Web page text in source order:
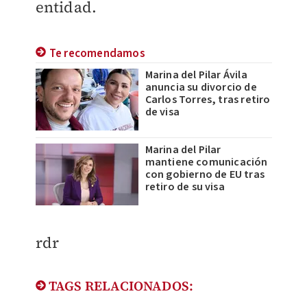
entidad.
Te recomendamos
Marina del Pilar Ávila
anuncia su divorcio de
Carlos Torres, tras retiro
de visa
Marina del Pilar
mantiene comunicación
con gobierno de EU tras
retiro de su visa
rdr
TAGS RELACIONADOS: